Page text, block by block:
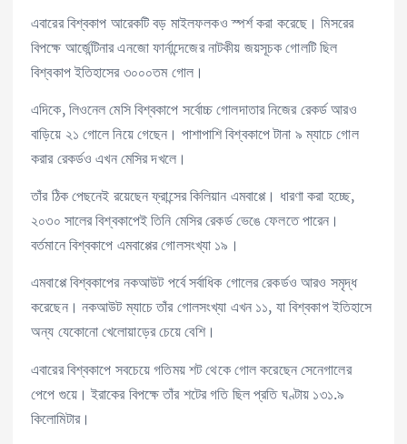
এবারের বিশ্বকাপ আরেকটি বড় মাইলফলকও স্পর্শ করা করেছে। মিসরের
বিপক্ষে আর্জেন্টিনার এনজো ফার্নান্দেজের নাটকীয় জয়সূচক গোলটি ছিল
বিশ্বকাপ ইতিহাসের ৩০০০তম গোল।
এদিকে, লিওনেল মেসি বিশ্বকাপে সর্বোচ্চ গোলদাতার নিজের রেকর্ড আরও
বাড়িয়ে ২১ গোলে নিয়ে গেছেন। পাশাপাশি বিশ্বকাপে টানা ৯ ম্যাচে গোল
করার রেকর্ডও এখন মেসির দখলে।
তাঁর ঠিক পেছনেই রয়েছেন ফ্রান্সের কিলিয়ান এমবাপ্পে। ধারণা করা হচ্ছে,
২০৩০ সালের বিশ্বকাপেই তিনি মেসির রেকর্ড ভেঙে ফেলতে পারেন।
বর্তমানে বিশ্বকাপে এমবাপ্পের গোলসংখ্যা ১৯।
এমবাপ্পে বিশ্বকাপের নকআউট পর্বে সর্বাধিক গোলের রেকর্ডও আরও সমৃদ্ধ
করেছেন। নকআউট ম্যাচে তাঁর গোলসংখ্যা এখন ১১, যা বিশ্বকাপ ইতিহাসে
অন্য যেকোনো খেলোয়াড়ের চেয়ে বেশি।
এবারের বিশ্বকাপে সবচেয়ে গতিময় শট থেকে গোল করেছেন সেনেগালের
পেপে গুয়ে। ইরাকের বিপক্ষে তাঁর শটের গতি ছিল প্রতি ঘণ্টায় ১৩১.৯
কিলোমিটার।